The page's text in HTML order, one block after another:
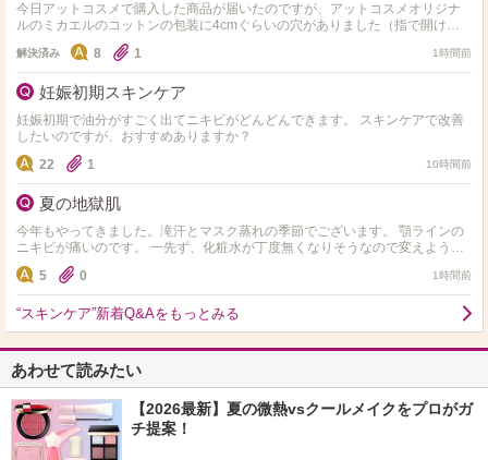
今日アットコスメで購入した商品が届いたのですが、アットコスメオリジナ
ルのミカエルのコットンの包装に4cmぐらいの穴がありました（指で開けた
感じでした）他にも購入していて梱包の箱サイズぎりぎりで入っ…
解決済み 8 1 1時間前
妊娠初期スキンケア
妊娠初期で油分がすごく出てニキビがどんどんできます。 スキンケアで改善
したいのですが、おすすめありますか？
22
1 10時間前
夏の地獄肌
今年もやってきました。滝汗とマスク蒸れの季節でございます。 顎ラインの
ニキビが痛いのです。 一先ず、化粧水が丁度無くなりそうなので変えようと
思うんですが、純粋に水分入れるのに重点を置くか、ビタ…
5 0 1時間前
“スキンケア”新着Q&Aをもっとみる
あわせて読みたい
【2026最新】夏の微熱vsクールメイクをプロがガ
チ提案！